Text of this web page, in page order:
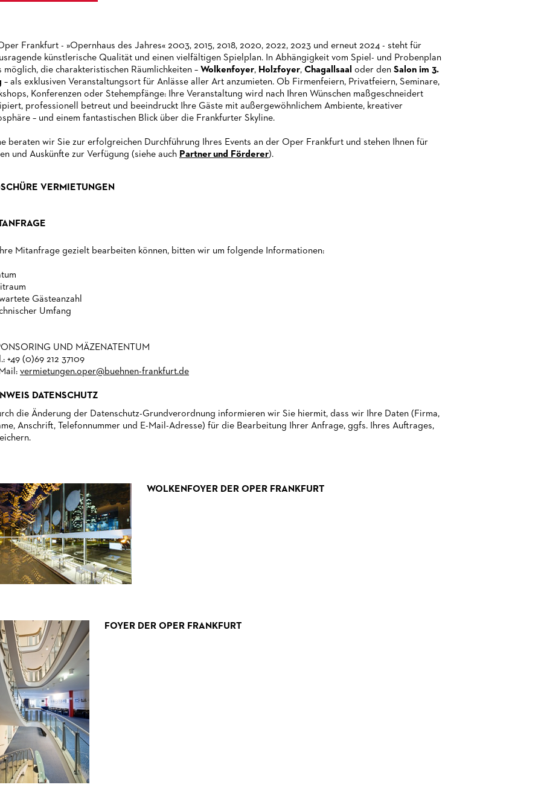
Frankfurt - »Opernhaus des Jahres« 2003, 2015, 2018, 2020, 2022, 2023 und erneut 2024 - steht für
künstlerische Qualität und einen vielfältigen Spielplan. In Abhängigkeit vom Spiel- und Probenplan
möglich, die charakteristischen Räumlichkeiten – Wolkenfoyer, Holzfoyer, Chagallsaal oder den Salon im 3.
– als exklusiven Veranstaltungsort für Anlässe aller Art anzumieten. Ob Firmenfeiern, Privatfeiern, Seminare,
Konferenzen oder Stehempfänge: Ihre Veranstaltung wird nach Ihren Wünschen maßgeschneidert
professionell betreut und beeindruckt Ihre Gäste mit außergewöhnlichem Ambiente, kreativer
– und einem fantastischen Blick über die Frankfurter Skyline.
beraten wir Sie zur erfolgreichen Durchführung Ihres Events an der Oper Frankfurt und stehen Ihnen für
und Auskünfte zur Verfügung (siehe auch Partner und Förderer).
VERMIETUNGEN
Mitanfrage gezielt bearbeiten können, bitten wir um folgende Informationen:
Gästeanzahl
Umfang
UND MÄZENATENTUM
+49 (0)69 212 37109
vermietungen.oper@buehnen-frankfurt.de
DATENSCHUTZ
die Änderung der Datenschutz-Grundverordnung informieren wir Sie hiermit, dass wir Ihre Daten (Firma,
Anschrift, Telefonnummer und E-Mail-Adresse) für die Bearbeitung Ihrer Anfrage, ggfs. Ihres Auftrages,
WOLKENFOYER DER OPER FRANKFURT
FOYER DER OPER FRANKFURT